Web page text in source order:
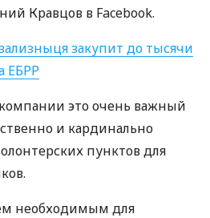
Кравцов в Facebook.
закупит до тысячи
ЕБРР
это очень важный
и кардинально
пунктов для
необходимым для